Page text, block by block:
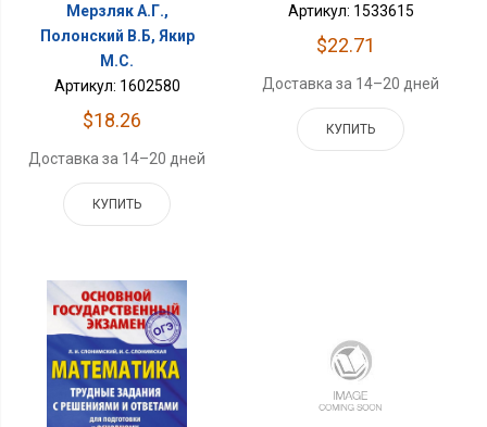
Мерзляк А.Г.,
Полонский В.Б, Якир
М.С.
Артикул: 1602580
$18.26
Доставка за 14–20 дней
КУПИТЬ
Артикул: 1533615
$22.71
Доставка за 14–20 дней
КУПИТЬ